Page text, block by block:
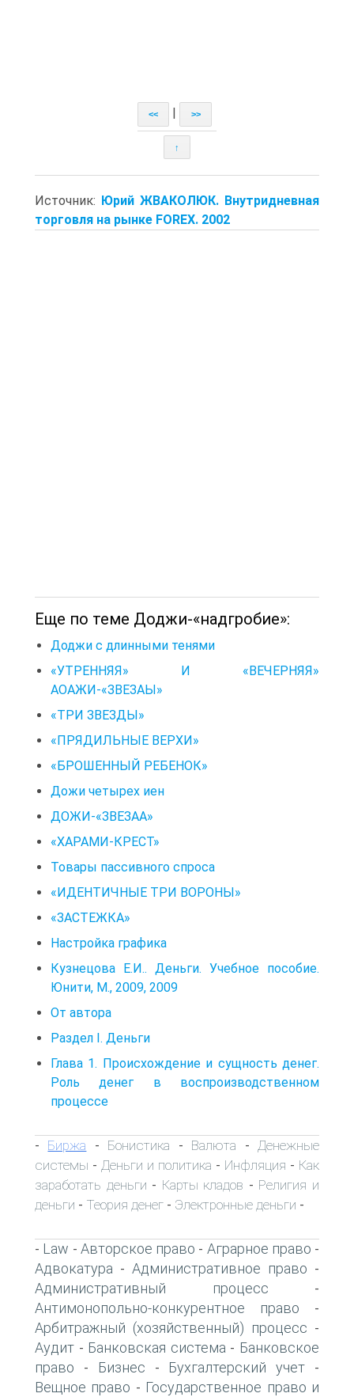
<< >>
↑
Источник: Юрий ЖВАКОЛЮК. Внутридневная
торговля на рынке FOREX. 2002
Еще по теме Доджи-«надгробие»:
Доджи с длинными тенями
«УТРЕННЯЯ» И «ВЕЧЕРНЯЯ»
АОАЖИ-«ЗВЕЗАЫ»
«ТРИ ЗВЕЗДЫ»
«ПРЯДИЛЬНЫЕ ВЕРХИ»
«БРОШЕННЫЙ РЕБЕНОК»
Дожи четырех иен
ДОЖИ-«ЗВЕЗАА»
«ХАРАМИ-КРЕСТ»
Товары пассивного спроса
«ИДЕНТИЧНЫЕ ТРИ ВОРОНЫ»
«ЗАСТЕЖКА»
Настройка графика
Кузнецова Е.И.. Деньги. Учебное пособие.
Юнити, М., 2009, 2009
От автора
Раздел І. Деньги
Глава 1. Происхождение и сущность денег.
Роль денег в воспроизводственном
процессе
- Биржа - Бонистика - Валюта -Денежные
системы - Деньги и политика - Инфляция - Как
заработать деньги - Карты кладов - Религия и
деньги - Теория денег - Электронные деньги -
- Law - Авторское право - Аграрное право -
Адвокатура - Административное право -
Административный процесс -
Антимонопольно-конкурентное право -
Арбитражный (хозяйственный) процесс -
Аудит - Банковская система - Банковское
право - Бизнес - Бухгалтерский учет -
Вещное право - Государственное право и